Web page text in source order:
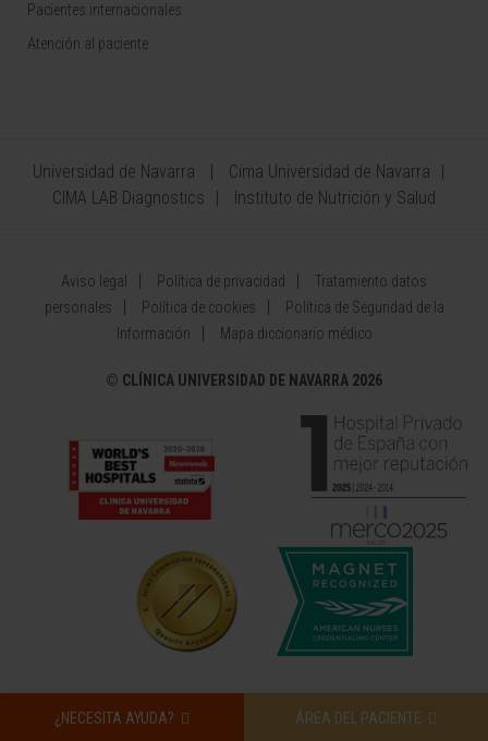
¿NECESITA AYUDA? ÁREA DEL PACIENTE
Pacientes internacionales
Atención al paciente
Universidad de Navarra
Cima Universidad de Navarra
CIMA LAB Diagnostics
Instituto de Nutrición y Salud
Aviso legal Política de privacidad
Tratamiento datos
personales
Política de cookies
Política de Seguridad de la
Información
Mapa diccionario médico
© CLÍNICA UNIVERSIDAD DE NAVARRA 2026